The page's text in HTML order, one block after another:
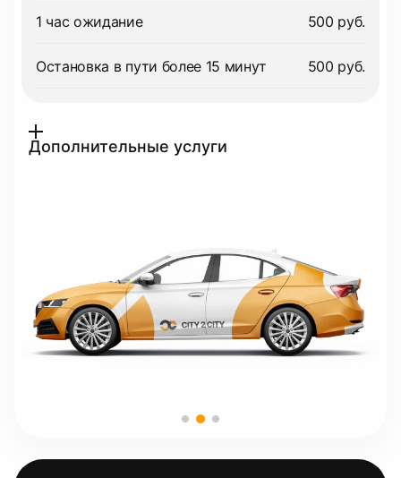
1 час ожидание 500 руб.
Остановка в пути более 15 минут 500 руб.
Дополнительные услуги